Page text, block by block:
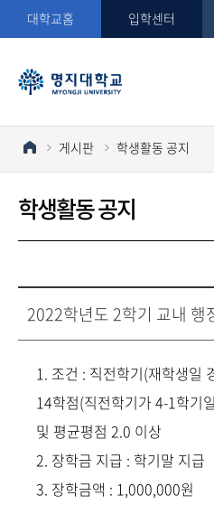
대학교홈 입학센터
게시판 학생활동 공지
학생활동 공지
2022학년도 2학기 교내 행
1. 조건 : 직전학기(재학생일
14학점(직전학기가 4-1학기
및 평균평점 2.0 이상
2. 장학금 지급 : 학기말 지급
3. 장학금액 : 1,000,000원